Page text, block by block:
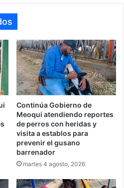
Continúa Gobierno de
Meoqui atendiendo reportes
de perros con heridas y
visita a establos para
prevenir el gusano
barrenador
martes 4 agosto, 2026